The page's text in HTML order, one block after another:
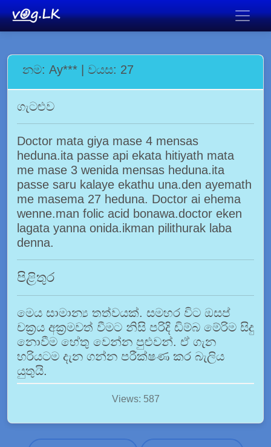
නම: Ay*** | වයස: 27
ගැටළුව
Doctor mata giya mase 4 mensas
heduna.ita passe api ekata hitiyath mata
me mase 3 wenida mensas heduna.ita
passe saru kalaye ekathu una.den ayemath
me masema 27 heduna. Doctor ai ehema
wenne.man folic acid bonawa.doctor eken
lagata yanna onida.ikman pilithurak laba
denna.
පිළිතුර
මෙය සාමාන්‍ය තත්වයක්. සමහර විට ඔසප්
චක්‍රය අක්‍රමවත් වීමට නිසි පරිදි ඩිම්බ මේරිම සිදු
නොවීම හේතු වෙන්න පුළුවන්. ඒ ගැන
හරියටම දැන ගන්න පරීක්ෂණ කර බැලිය
යුතුයි.
Views: 587